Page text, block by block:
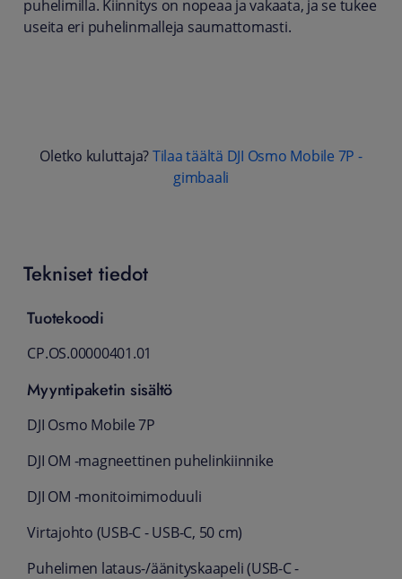
puhelimilla. Kiinnitys on nopeaa ja vakaata, ja se tukee
useita eri puhelinmalleja saumattomasti.
Oletko kuluttaja?Tilaa täältä DJI Osmo Mobile 7P -
gimbaali
Tekniset tiedot
Tuotekoodi
CP.OS.00000401.01
Myyntipaketin sisältö
DJI Osmo Mobile 7P
DJI OM -magneettinen puhelinkiinnike
DJI OM -monitoimimoduuli
Virtajohto (USB-C - USB-C, 50 cm)
Puhelimen lataus-/äänityskaapeli (USB-C -